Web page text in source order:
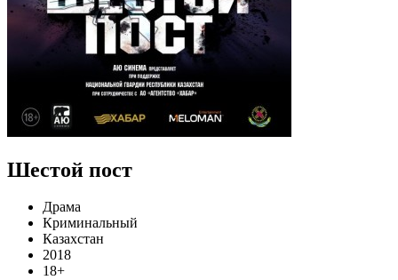
Шестой пост
Драма
Криминальный
Казахстан
2018
18+